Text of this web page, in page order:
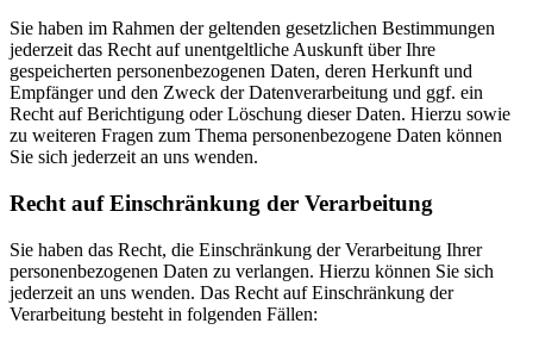
Sie haben im Rahmen der geltenden gesetzlichen Bestimmungen
jederzeit das Recht auf unentgeltliche Auskunft über Ihre
gespeicherten personenbezogenen Daten, deren Herkunft und
Empfänger und den Zweck der Datenverarbeitung und ggf. ein
Recht auf Berichtigung oder Löschung dieser Daten. Hierzu sowie
zu weiteren Fragen zum Thema personenbezogene Daten können
Sie sich jederzeit an uns wenden.
Recht auf Einschränkung der Verarbeitung
Sie haben das Recht, die Einschränkung der Verarbeitung Ihrer
personenbezogenen Daten zu verlangen. Hierzu können Sie sich
jederzeit an uns wenden. Das Recht auf Einschränkung der
Verarbeitung besteht in folgenden Fällen: